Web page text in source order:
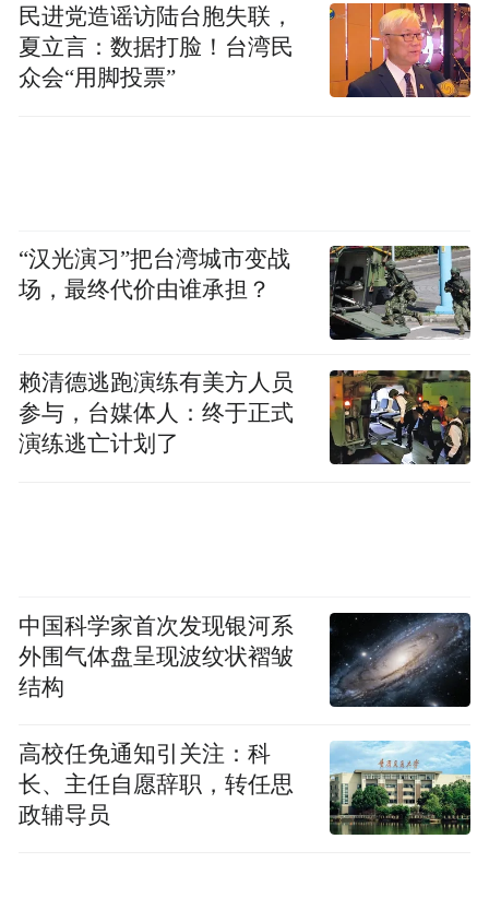
民进党造谣访陆台胞失联，
夏立言：数据打脸！台湾民
众会“用脚投票”
“汉光演习”把台湾城市变战
场，最终代价由谁承担？
赖清德逃跑演练有美方人员
参与，台媒体人：终于正式
演练逃亡计划了
中国科学家首次发现银河系
外围气体盘呈现波纹状褶皱
结构
高校任免通知引关注：科
长、主任自愿辞职，转任思
政辅导员